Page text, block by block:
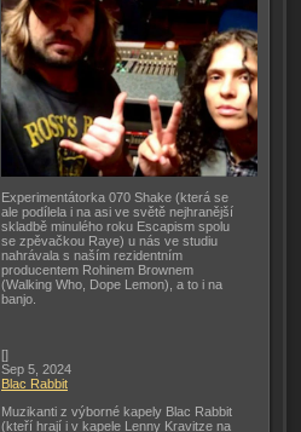
Experimentátorka 070 Shake (která se
ale podílela i na asi ve světě nejhranější
skladbě minulého roku Escapism spolu
se zpěvačkou Raye) u nás ve studiu
nahrávala s naším rezidentním
producentem Rohinem Brownem
(Walking Who, Dope Lemon), a to i na
banjo.
[]
Sep 5, 2024
Blac Rabbit
Muzikanti z výborné kapely Blac Rabbit
(kteří hrají i v kapele Lenny Kravitze na